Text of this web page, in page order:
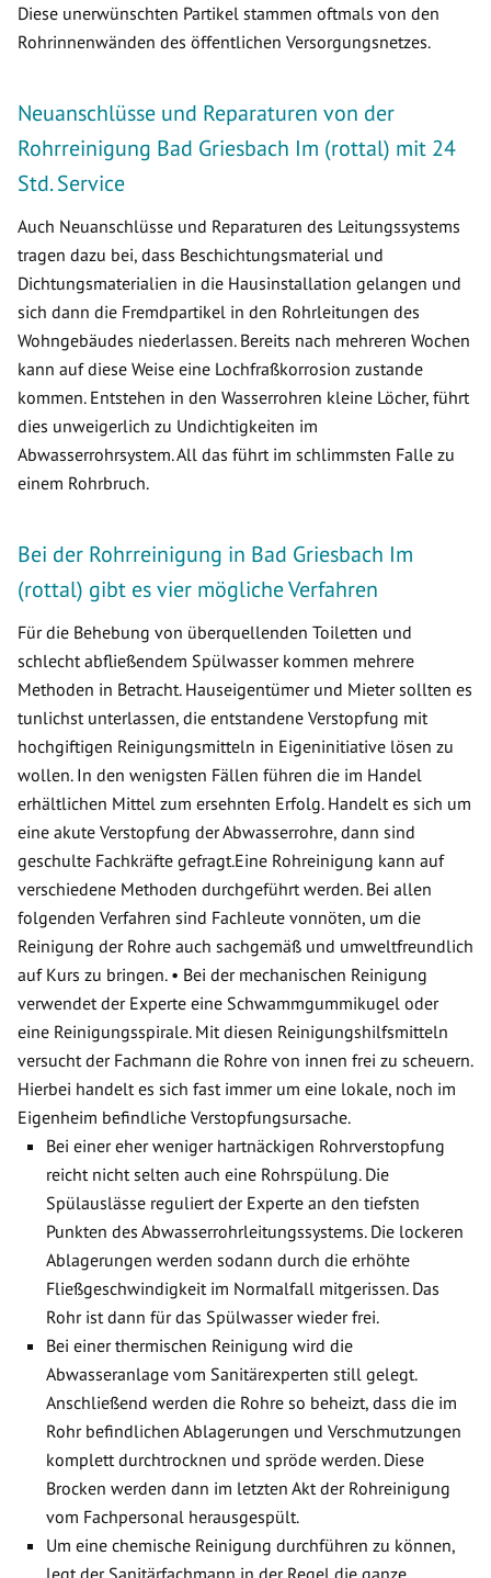
Diese unerwünschten Partikel stammen oftmals von den
Rohrinnenwänden des öffentlichen Versorgungsnetzes.
Neuanschlüsse und Reparaturen von der
Rohrreinigung Bad Griesbach Im (rottal) mit 24
Std. Service
Auch Neuanschlüsse und Reparaturen des Leitungssystems
tragen dazu bei, dass Beschichtungsmaterial und
Dichtungsmaterialien in die Hausinstallation gelangen und
sich dann die Fremdpartikel in den Rohrleitungen des
Wohngebäudes niederlassen. Bereits nach mehreren Wochen
kann auf diese Weise eine Lochfraßkorrosion zustande
kommen. Entstehen in den Wasserrohren kleine Löcher, führt
dies unweigerlich zu Undichtigkeiten im
Abwasserrohrsystem. All das führt im schlimmsten Falle zu
einem Rohrbruch.
Bei der Rohrreinigung in Bad Griesbach Im
(rottal) gibt es vier mögliche Verfahren
Für die Behebung von überquellenden Toiletten und
schlecht abfließendem Spülwasser kommen mehrere
Methoden in Betracht. Hauseigentümer und Mieter sollten es
tunlichst unterlassen, die entstandene Verstopfung mit
hochgiftigen Reinigungsmitteln in Eigeninitiative lösen zu
wollen. In den wenigsten Fällen führen die im Handel
erhältlichen Mittel zum ersehnten Erfolg. Handelt es sich um
eine akute Verstopfung der Abwasserrohre, dann sind
geschulte Fachkräfte gefragt.Eine Rohreinigung kann auf
verschiedene Methoden durchgeführt werden. Bei allen
folgenden Verfahren sind Fachleute vonnöten, um die
Reinigung der Rohre auch sachgemäß und umweltfreundlich
auf Kurs zu bringen. • Bei der mechanischen Reinigung
verwendet der Experte eine Schwammgummikugel oder
eine Reinigungsspirale. Mit diesen Reinigungshilfsmitteln
versucht der Fachmann die Rohre von innen frei zu scheuern.
Hierbei handelt es sich fast immer um eine lokale, noch im
Eigenheim befindliche Verstopfungsursache.
Bei einer eher weniger hartnäckigen Rohrverstopfung
reicht nicht selten auch eine Rohrspülung. Die
Spülauslässe reguliert der Experte an den tiefsten
Punkten des Abwasserrohrleitungssystems. Die lockeren
Ablagerungen werden sodann durch die erhöhte
Fließgeschwindigkeit im Normalfall mitgerissen. Das
Rohr ist dann für das Spülwasser wieder frei.
Bei einer thermischen Reinigung wird die
Abwasseranlage vom Sanitärexperten still gelegt.
Anschließend werden die Rohre so beheizt, dass die im
Rohr befindlichen Ablagerungen und Verschmutzungen
komplett durchtrocknen und spröde werden. Diese
Brocken werden dann im letzten Akt der Rohreinigung
vom Fachpersonal herausgespült.
Um eine chemische Reinigung durchführen zu können,
legt der Sanitärfachmann in der Regel die ganze